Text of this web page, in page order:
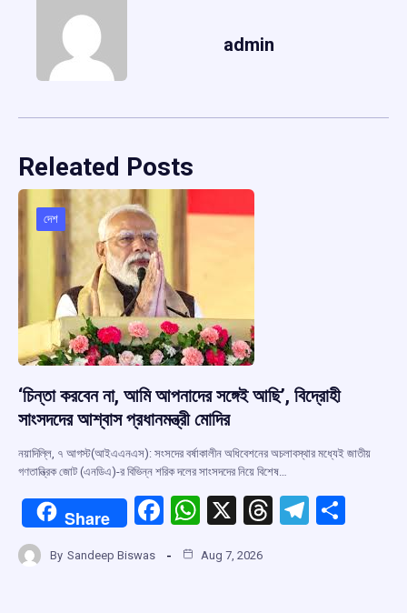
admin
Releated Posts
দেশ
‘চিন্তা করবেন না, আমি আপনাদের সঙ্গেই আছি’, বিদ্রোহী
সাংসদদের আশ্বাস প্রধানমন্ত্রী মোদির
নয়াদিল্লি, ৭ আগস্ট(আইএএনএস): সংসদের বর্ষাকালীন অধিবেশনের অচলাবস্থার মধ্যেই জাতীয়
গণতান্ত্রিক জোট (এনডিএ)-র বিভিন্ন শরিক দলের সাংসদদের নিয়ে বিশেষ…
Share
F
ce
W
at
X
T
T
By Sandeep Biswas Aug 7, 2026